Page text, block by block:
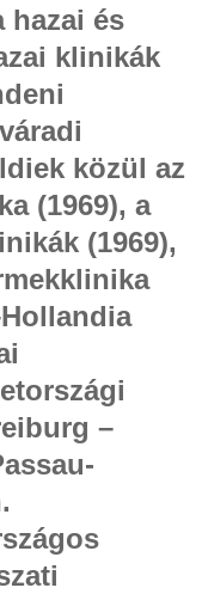
hazai és
klinikák
közül az
(1969), a
(1969),
–